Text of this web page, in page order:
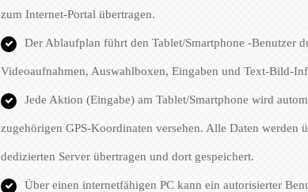
zum Internet-Portal übertragen.
Der Ablaufplan führt den Tablet/Smartphone -Benutzer
Videoaufnahmen, Auswahlboxen, Eingaben und Text-Bild-
Jede Aktion (Eingabe) am Tablet/Smartphone wird
zugehörigen GPS-Koordinaten versehen. Alle Daten
dedizierten Server übertragen und dort gespeichert.
Über einen internetfähigen PC kann ein autorisierter